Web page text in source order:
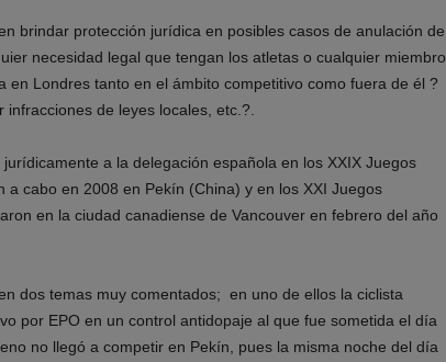
brindar protección jurídica en posibles casos de anulación de
necesidad legal que tengan los atletas o cualquier miembro
en Londres tanto en el ámbito competitivo como fuera de él ?
de leyes locales, etc.?.
a la delegación española en los XXIX Juegos
a cabo en 2008 en Pekín (China) y en los XXI Juegos
en la ciudad canadiense de Vancouver en febrero del año
dos temas muy comentados; en uno de ellos la ciclista
por EPO en un control antidopaje al que fue sometida el día
no llegó a competir en Pekín, pues la misma noche del día